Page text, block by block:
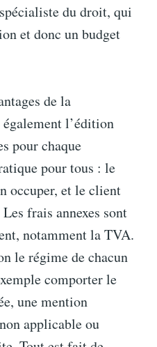
du droit, qui
et donc un budget
de la
l’édition
pour chaque
pour tous : le
occuper, et le client
frais annexes sont
notamment la TVA.
le régime de chacun
comporter le
une mention
applicable ou